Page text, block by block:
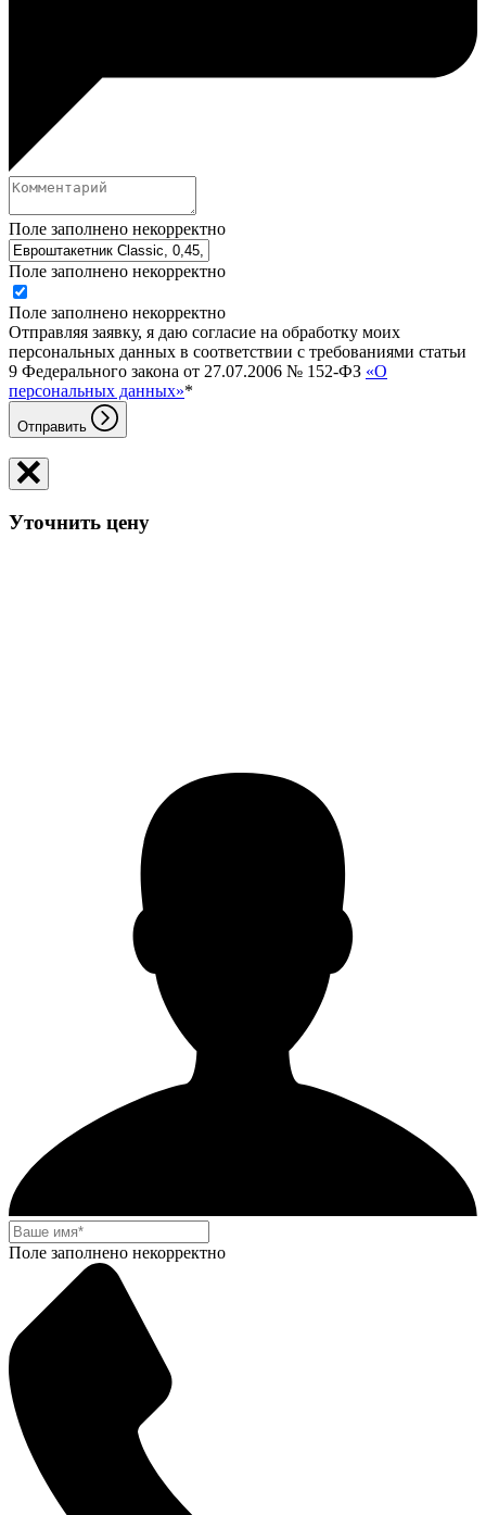
Поле заполнено некорректно
Поле заполнено некорректно
Поле заполнено некорректно
Отправляя заявку, я даю согласие на обработку моих
персональных данных в соответствии с требованиями статьи
9 Федерального закона от 27.07.2006 № 152-ФЗ «О
персональных данных»*
Отправить
Уточнить цену
Поле заполнено некорректно